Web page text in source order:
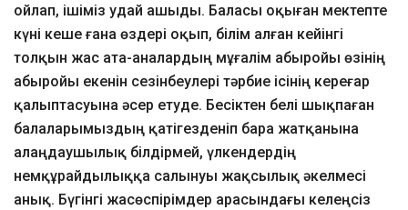
ойлап, ішіміз удай ашыды. Баласы оқыған мектепте
күні кеше ғана өздері оқып, білім алған кейінгі
толқын жас ата-аналардың мұғалім абыройы өзінің
абыройы екенін сезінбеулері тәрбие ісінің кереғар
қалыптасуына әсер етуде. Бесіктен белі шықпаған
балаларымыздың қатігезденіп бара жатқанына
алаңдаушылық білдірмей, үлкендердің
немқұрайдылыққа салынуы жақсылық әкелмесі
анық. Бүгінгі жасөспірімдер арасындағы келеңсіз